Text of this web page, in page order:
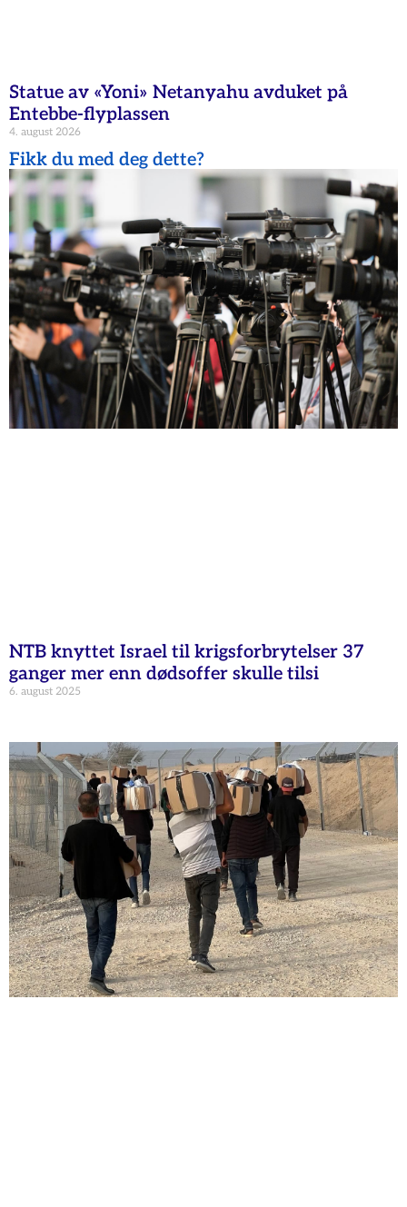
Statue av «Yoni» Netanyahu avduket på
Entebbe-flyplassen
4. august 2026
Fikk du med deg dette?
NTB knyttet Israel til krigsforbrytelser 37
ganger mer enn dødsoffer skulle tilsi
6. august 2025